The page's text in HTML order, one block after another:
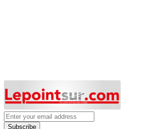
Subscribe